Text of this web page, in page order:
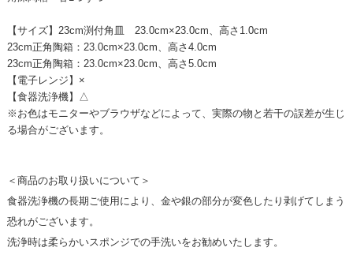
【サイズ】23cm渕付角皿 23.0cm×23.0cm、高さ1.0cm
23cm正角陶箱：23.0cm×23.0cm、高さ4.0cm
23cm正角陶箱：23.0cm×23.0cm、高さ5.0cm
【電子レンジ】×
【食器洗浄機】△
※お色はモニターやブラウザなどによって、実際の物と若干の誤差が生じ
る場合がございます。
＜商品のお取り扱いについて＞
食器洗浄機の長期ご使用により、金や銀の部分が変色したり剥げてしまう
恐れがございます。
洗浄時は柔らかいスポンジでの手洗いをお勧めいたします。